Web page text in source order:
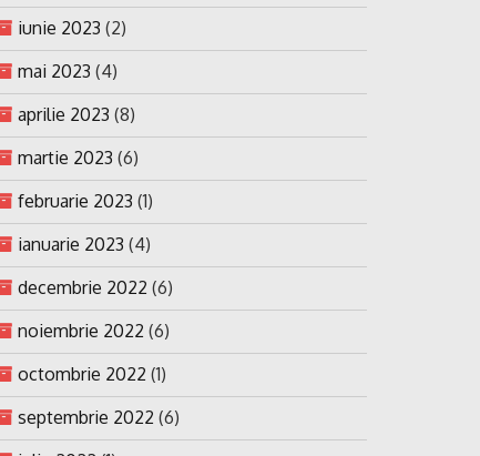
iunie 2023 (2)
mai 2023 (4)
aprilie 2023 (8)
martie 2023 (6)
februarie 2023 (1)
ianuarie 2023 (4)
decembrie 2022 (6)
noiembrie 2022 (6)
octombrie 2022 (1)
septembrie 2022 (6)